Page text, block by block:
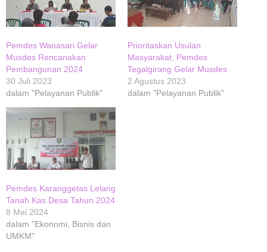
Pemdes Wanasari Gelar
Musdes Rencanakan
Pembangunan 2024
30 Juli 2023
dalam "Pelayanan Publik"
Prioritaskan Usulan
Masyarakat, Pemdes
Tegalgirang Gelar Musdes
2 Agustus 2023
dalam "Pelayanan Publik"
Pemdes Karanggetas Lelang
Tanah Kas Desa Tahun 2024
8 Mei 2024
dalam "Ekonomi, Bisnis dan
UMKM"